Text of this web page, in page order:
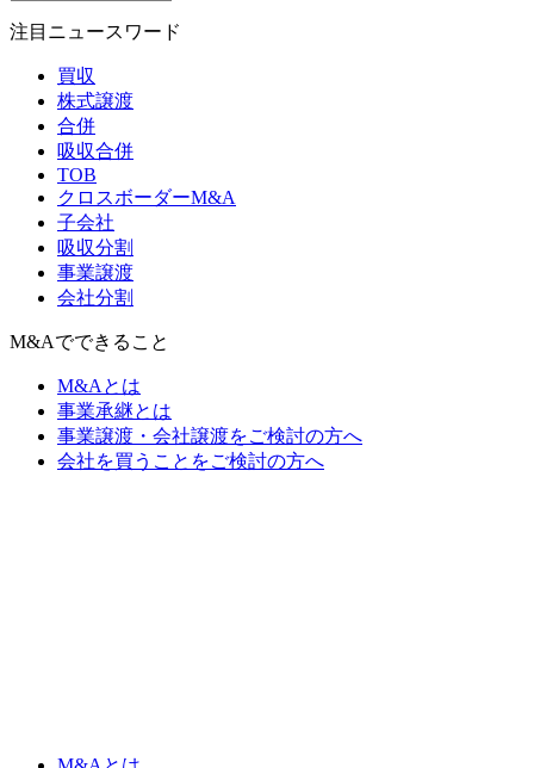
注目ニュースワード
買収
株式譲渡
合併
吸収合併
TOB
クロスボーダーM&A
子会社
吸収分割
事業譲渡
会社分割
M&Aでできること
M&Aとは
事業承継とは
事業譲渡・会社譲渡をご検討の方へ
会社を買うことをご検討の方へ